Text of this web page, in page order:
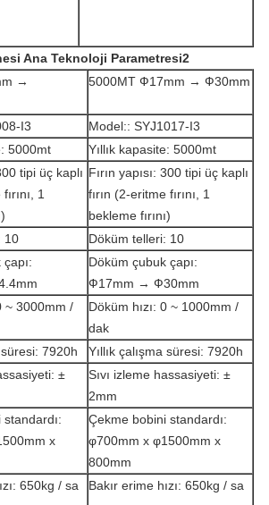
Ana Teknoloji Parametresi2
→
5000MT Ф17mm → Ф30mm
I3
Model:: SYJ1017-I3
5000mt
Yıllık kapasite: 5000mt
tipi üç kaplı
1
Fırın yapısı: 300 tipi üç kaplı
fırın (2-eritme fırını, 1
bekleme fırını)
10
Döküm telleri: 10
Döküm çubuk çapı:
Ф17mm → Ф30mm
~ 3000mm /
Döküm hızı: 0 ~ 1000mm /
dak
süresi: 7920h
Yıllık çalışma süresi: 7920h
±
Sıvı izleme hassasiyeti: ±
2mm
x
Çekme bobini standardı:
φ700mm x φ1500mm x
800mm
650kg / sa Bakır erime hızı: 650kg / sa